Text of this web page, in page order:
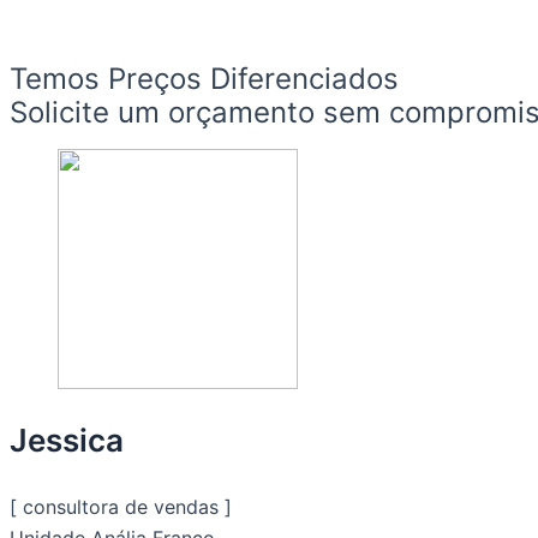
Temos Preços Diferenciados
Solicite um orçamento sem
Jessica
[ consultora de vendas ]